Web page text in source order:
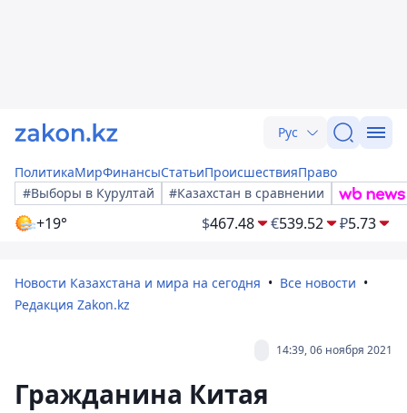
Рус
ПолитикаМирФинансыСтатьиПроисшествияПраво
#Выборы в Курултай
#Казахстан в сравнении
+19° $467.48 €539.52 ₽5.73
Новости Казахстана и мира на сегодня
Все новости
Редакция Zakon.kz
14:39, 06 ноября 2021
Гражданина Китая